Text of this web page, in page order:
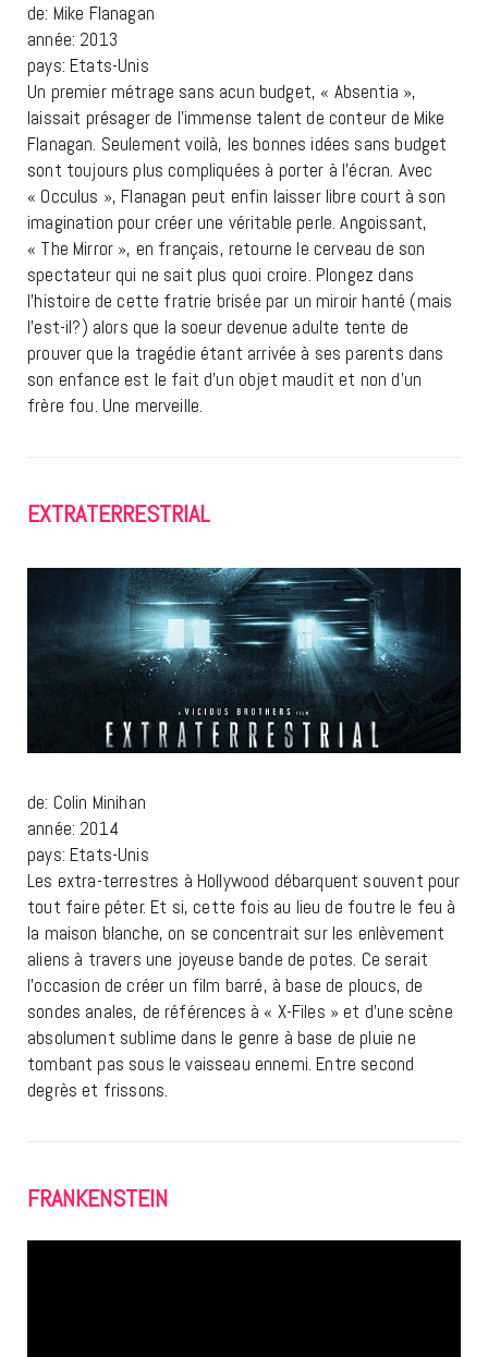
de: Mike Flanagan
année: 2013
pays: Etats-Unis
Un premier métrage sans acun budget, « Absentia »,
laissait présager de l’immense talent de conteur de Mike
Flanagan. Seulement voilà, les bonnes idées sans budget
sont toujours plus compliquées à porter à l’écran. Avec
« Occulus », Flanagan peut enfin laisser libre court à son
imagination pour créer une véritable perle. Angoissant,
« The Mirror », en français, retourne le cerveau de son
spectateur qui ne sait plus quoi croire. Plongez dans
l’histoire de cette fratrie brisée par un miroir hanté (mais
l’est-il?) alors que la soeur devenue adulte tente de
prouver que la tragédie étant arrivée à ses parents dans
son enfance est le fait d’un objet maudit et non d’un
frère fou. Une merveille.
EXTRATERRESTRIAL
de: Colin Minihan
année: 2014
pays: Etats-Unis
Les extra-terrestres à Hollywood débarquent souvent pour
tout faire péter. Et si, cette fois au lieu de foutre le feu à
la maison blanche, on se concentrait sur les enlèvement
aliens à travers une joyeuse bande de potes. Ce serait
l’occasion de créer un film barré, à base de ploucs, de
sondes anales, de références à « X-Files » et d’une scène
absolument sublime dans le genre à base de pluie ne
tombant pas sous le vaisseau ennemi. Entre second
degrès et frissons.
FRANKENSTEIN